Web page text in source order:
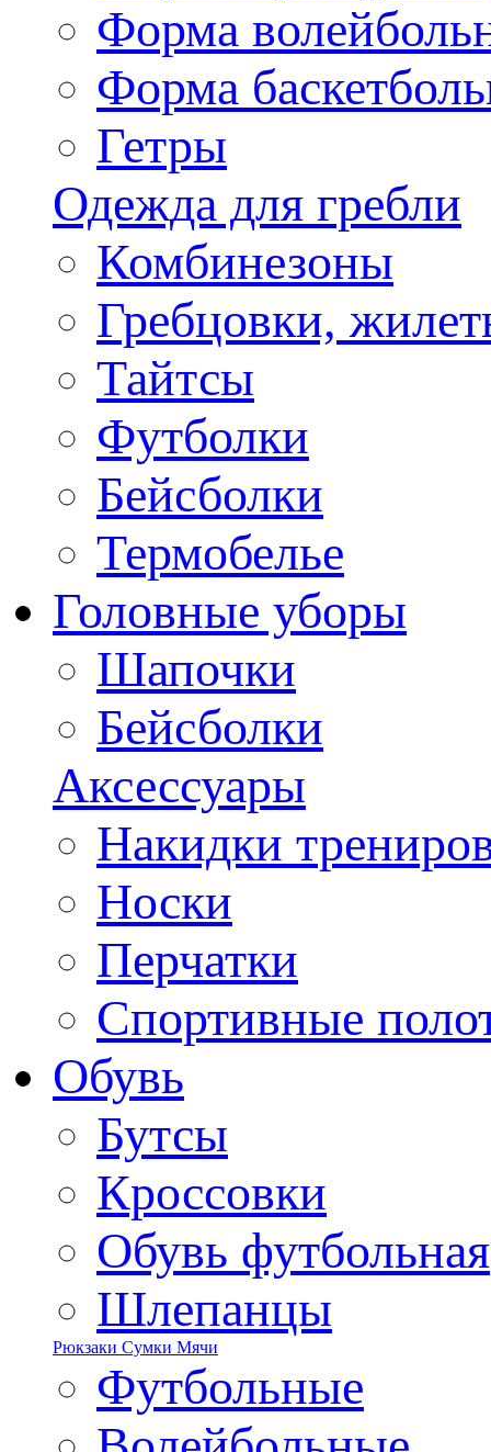
Форма
Форма
Гетры
Одежда для гребли
Комбинезоны
Гребцовки,
Тайтсы
Футболки
Бейсболки
Термобелье
Головные уборы
Шапочки
Бейсболки
Аксессуары
Накидки
Носки
Перчатки
Спортивные
Обувь
Бутсы
Кроссовки
Обувь футбольная
Шлепанцы
Рюкзаки Сумки Мячи
Футбольные